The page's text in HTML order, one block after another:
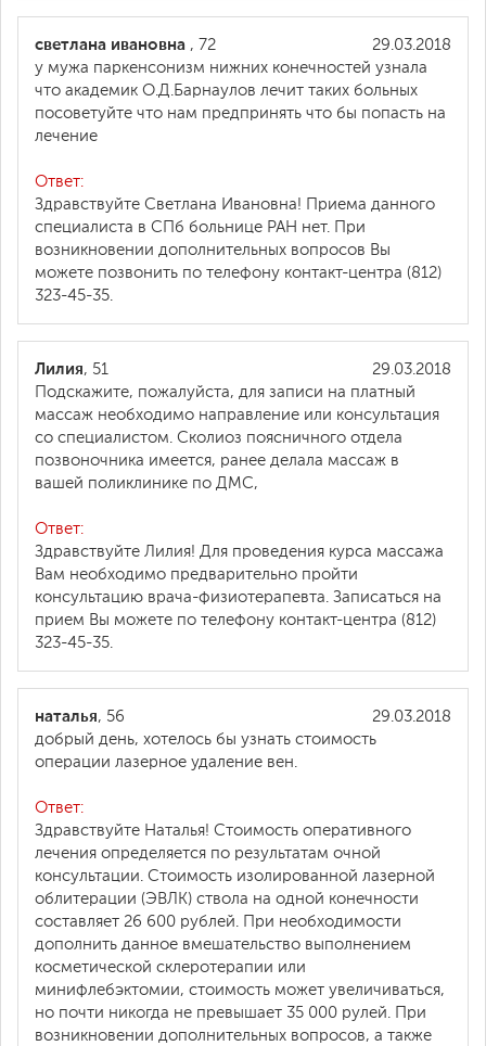
29.03.2018
светлана ивановна , 72
у мужа паркенсонизм нижних конечностей узнала
что академик О.Д.Барнаулов лечит таких больных
посоветуйте что нам предпринять что бы попасть на
лечение
Ответ:
Здравствуйте Светлана Ивановна! Приема данного
специалиста в СПб больнице РАН нет. При
возникновении дополнительных вопросов Вы
можете позвонить по телефону контакт-центра (812)
323-45-35.
29.03.2018
Лилия, 51
Подскажите, пожалуйста, для записи на платный
массаж необходимо направление или консультация
со специалистом. Сколиоз поясничного отдела
позвоночника имеется, ранее делала массаж в
вашей поликлинике по ДМС,
Ответ:
Здравствуйте Лилия! Для проведения курса массажа
Вам необходимо предварительно пройти
консультацию врача-физиотерапевта. Записаться на
прием Вы можете по телефону контакт-центра (812)
323-45-35.
29.03.2018
наталья, 56
добрый день, хотелось бы узнать стоимость
операции лазерное удаление вен.
Ответ:
Здравствуйте Наталья! Стоимость оперативного
лечения определяется по результатам очной
консультации. Стоимость изолированной лазерной
облитерации (ЭВЛК) ствола на одной конечности
составляет 26 600 рублей. При необходимости
дополнить данное вмешательство выполнением
косметической склеротерапии или
минифлебэктомии, стоимость может увеличиваться,
но почти никогда не превышает 35 000 рулей. При
возникновении дополнительных вопросов, а также